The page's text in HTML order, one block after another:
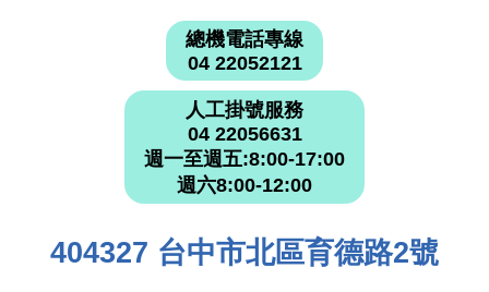
總機電話專線
04 22052121
人工掛號服務
04 22056631
週一至週五:8:00-17:00
週六8:00-12:00
404327 台中市北區育德路2號